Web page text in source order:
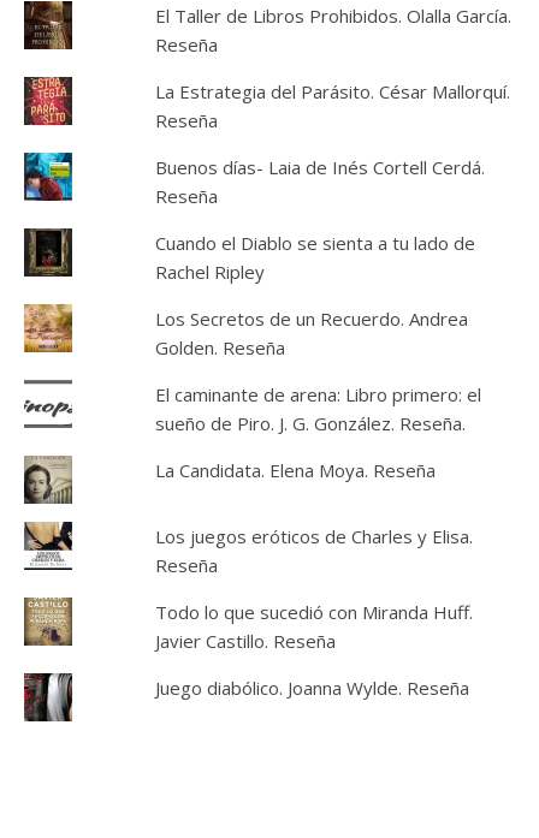
El Taller de Libros Prohibidos. Olalla García.
Reseña
La Estrategia del Parásito. César Mallorquí.
Reseña
Buenos días- Laia de Inés Cortell Cerdá.
Reseña
Cuando el Diablo se sienta a tu lado de
Rachel Ripley
Los Secretos de un Recuerdo. Andrea
Golden. Reseña
El caminante de arena: Libro primero: el
sueño de Piro. J. G. González. Reseña.
La Candidata. Elena Moya. Reseña
Los juegos eróticos de Charles y Elisa.
Reseña
Todo lo que sucedió con Miranda Huff.
Javier Castillo. Reseña
Juego diabólico. Joanna Wylde. Reseña